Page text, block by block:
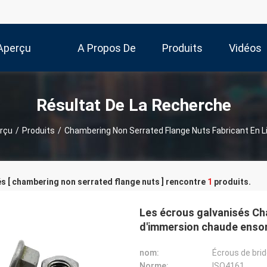
A Propos De
Nous
Produits Vidéos
Résultat De La Recherche
/ Produits / Chambering Non Serrated Flange Nuts Fabricant En
[ chambering non serrated flange nuts ] rencontre 1 produits.
Les écrous galvanisés
d'immersion chaude
nom:
Écrous de